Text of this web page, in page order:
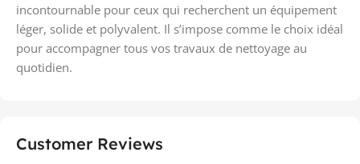
incontournable pour ceux qui recherchent un équipement
léger, solide et polyvalent. Il s’impose comme le choix idéal
pour accompagner tous vos travaux de nettoyage au
quotidien.
Customer Reviews